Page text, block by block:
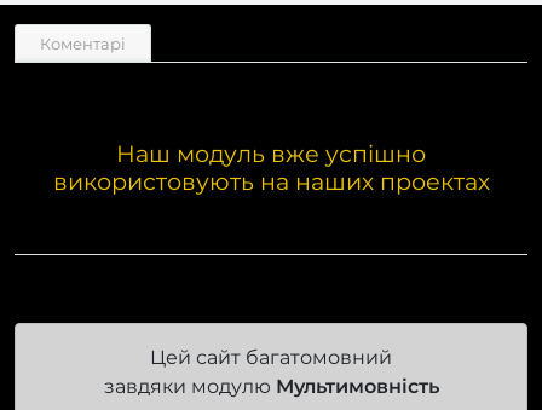
Коментарі
Наш модуль вже успішно
використовують на наших проектах
Цей сайт багатомовний
завдяки модулю Мультимовність